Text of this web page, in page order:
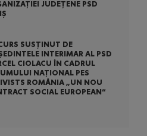
JUDEȚENE PSD
SUSȚINUT DE
INTERIMAR AL PSD
CIOLACU ÎN CADRUL
NAȚIONAL PES
ROMÂNIA „UN NOU
SOCIAL EUROPEAN“